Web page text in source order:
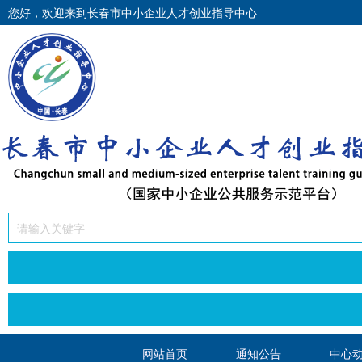
您好，欢迎来到长春市中小企业人才创业指导中心
网站首页 通知公告 中心